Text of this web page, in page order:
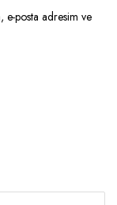
e-posta adresim ve